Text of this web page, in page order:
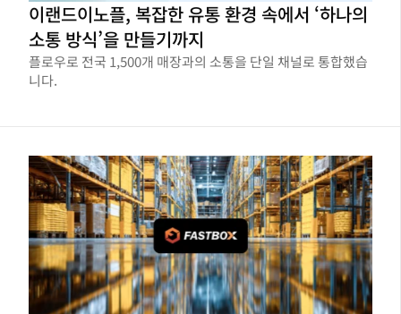
이랜드이노플, 복잡한 유통 환경 속에서 ‘하나의
소통 방식’을 만들기까지
플로우로 전국 1,500개 매장과의 소통을 단일 채널로 통합했습
니다.